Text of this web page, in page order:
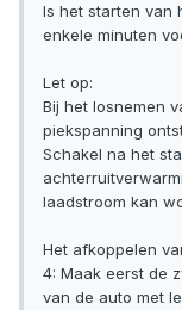
Is het starten van
enkele minuten
Let op:
Bij het losnemen
piekspanning
Schakel na het
laadstroom kan
Het afkoppelen
4: Maak eerst de
van de auto met